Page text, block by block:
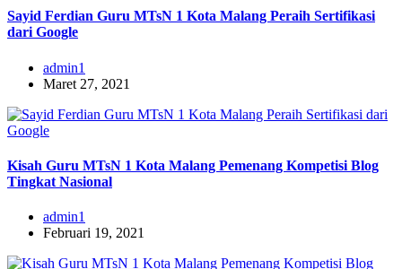
Sayid Ferdian Guru MTsN 1 Kota Malang Peraih Sertifikasi
dari Google
admin1
Maret 27, 2021
Kisah Guru MTsN 1 Kota Malang Pemenang Kompetisi Blog
Tingkat Nasional
admin1
Februari 19, 2021